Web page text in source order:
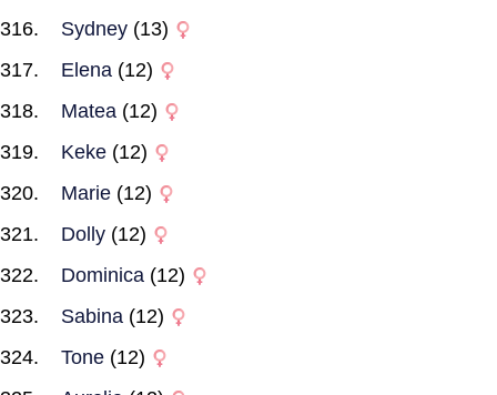
Sydney (13)
Elena (12)
Matea (12)
Keke (12)
Marie (12)
Dolly (12)
Dominica (12)
Sabina (12)
Tone (12)